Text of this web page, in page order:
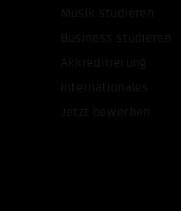
Musik studieren
Business studieren
Akkreditierung
Internationales
Jetzt bewerben